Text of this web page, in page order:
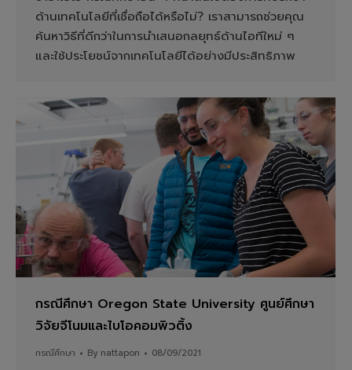
ด้านเทคโนโลยีที่เชื่อถือได้หรือไม่? เราสามารถช่วยคุณ
ค้นหาวิธีที่ดีกว่าในการนำเสนอกลยุทธ์ด้านไอทีใหม่ ๆ
และใช้ประโยชน์จากเทคโนโลยีได้อย่างมีประสิทธิภาพ
กรณีศึกษา Oregon State University ศูนย์ศึกษา
วิจัยจีโนมและไบโอคอมพิวติ้ง
กรณีศึกษา By nattapon 08/09/2021